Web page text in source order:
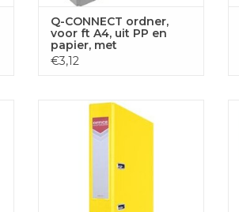
Q-CONNECT ordner,
voor ft A4, uit PP en
papier, met
beschermrand, rug van
8 cm, grijs
€3,12
OFFICE products ordner, voor
A4, uit karton, rug van 5,5 cm,
TOEVOEGEN AAN